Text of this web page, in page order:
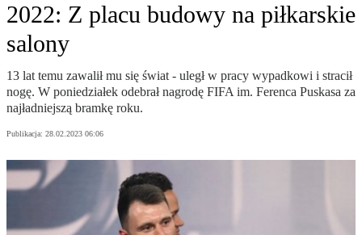
2022: Z placu budowy na piłkarskie
salony
13 lat temu zawalił mu się świat - uległ w pracy wypadkowi i stracił
nogę. W poniedziałek odebrał nagrodę FIFA im. Ferenca Puskasa za
najładniejszą bramkę roku.
Publikacja: 28.02.2023 06:06